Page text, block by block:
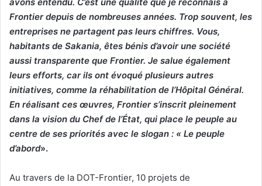
Frontier depuis de nombreuses années. Trop souvent, les
entreprises ne partagent pas leurs chiffres. Vous,
habitants de Sakania, êtes bénis d’avoir une société
aussi transparente que Frontier. Je salue également
leurs efforts, car ils ont évoqué plusieurs autres
initiatives, comme la réhabilitation de l’Hôpital Général.
En réalisant ces œuvres, Frontier s’inscrit pleinement
dans la vision du Chef de l’État, qui place le peuple au
centre de ses priorités avec le slogan : « Le peuple
d’abord».
Au travers de la DOT-Frontier, 10 projets de